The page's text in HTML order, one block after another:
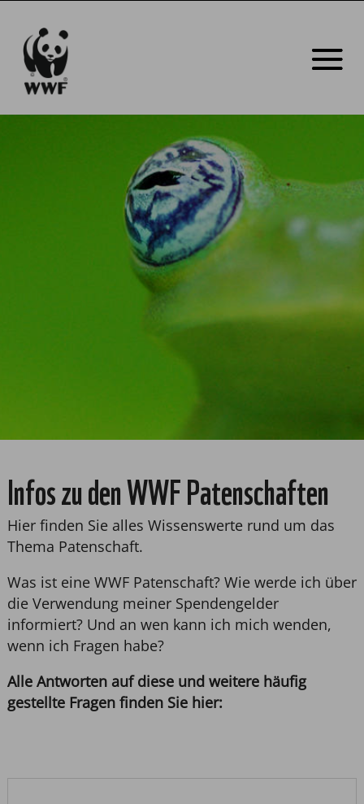
Infos zu den WWF Patenschaften
Hier finden Sie alles Wissenswerte rund um das
Thema Patenschaft.
Was ist eine WWF Patenschaft? Wie werde ich über
die Verwendung meiner Spendengelder
informiert? Und an wen kann ich mich wenden,
wenn ich Fragen habe?
Alle Antworten auf diese und weitere häufig
gestellte Fragen finden Sie hier: